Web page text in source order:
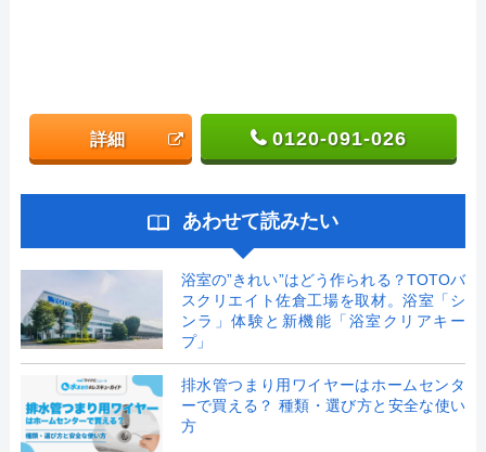
詳細 0120-091-026
あわせて読みたい
浴室の”きれい”はどう作られる？TOTOバ
スクリエイト佐倉工場を取材。浴室「シ
ンラ」体験と新機能「浴室クリアキー
プ」
排水管つまり用ワイヤーはホームセンタ
ーで買える？ 種類・選び方と安全な使い
方